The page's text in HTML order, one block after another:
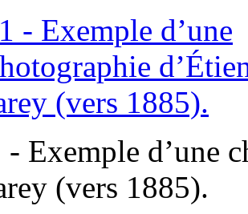
Exemple d’une
(vers 1885).